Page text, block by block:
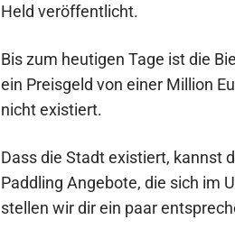
Held veröffentlicht.
Bis zum heutigen Tage ist die
ein Preisgeld von einer Million
nicht existiert.
Dass die Stadt existiert, kannst
Paddling Angebote, die sich im
stellen wir dir ein paar